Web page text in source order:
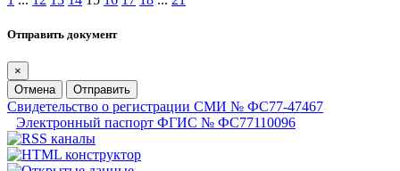
Отправить документ
×
Отмена
Отправить
Свидетельство о регистрации СМИ № ФС77-47467
Электронный паспорт ФГИС № ФС77110096